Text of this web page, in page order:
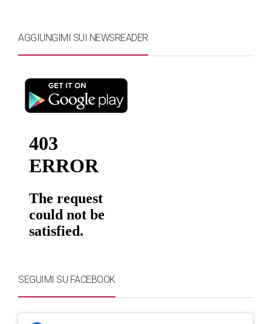
AGGIUNGIMI SUI NEWSREADER
SEGUIMI SU FACEBOOK